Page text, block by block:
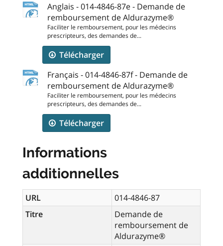
Anglais - 014-4846-87e - Demande de
remboursement de Aldurazyme®
Faciliter le remboursement, pour les médecins
prescripteurs, des demandes de...
Télécharger
Français - 014-4846-87f - Demande de
remboursement de Aldurazyme®
Faciliter le remboursement, pour les médecins
prescripteurs, des demandes de...
Télécharger
Informations
additionnelles
URL
014-4846-87
Titre
Demande de
remboursement de
Aldurazyme®